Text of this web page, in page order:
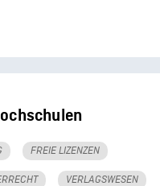
FREIE LIZENZEN
VERLAGSWESEN